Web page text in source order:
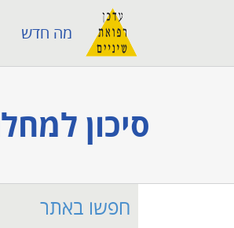
מה חדש
סיכון
חפשו באתר